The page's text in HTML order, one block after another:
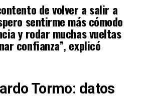
de volver a salir a
sentirme más cómodo
y rodar muchas vueltas
confianza”, explicó
Tormo: datos